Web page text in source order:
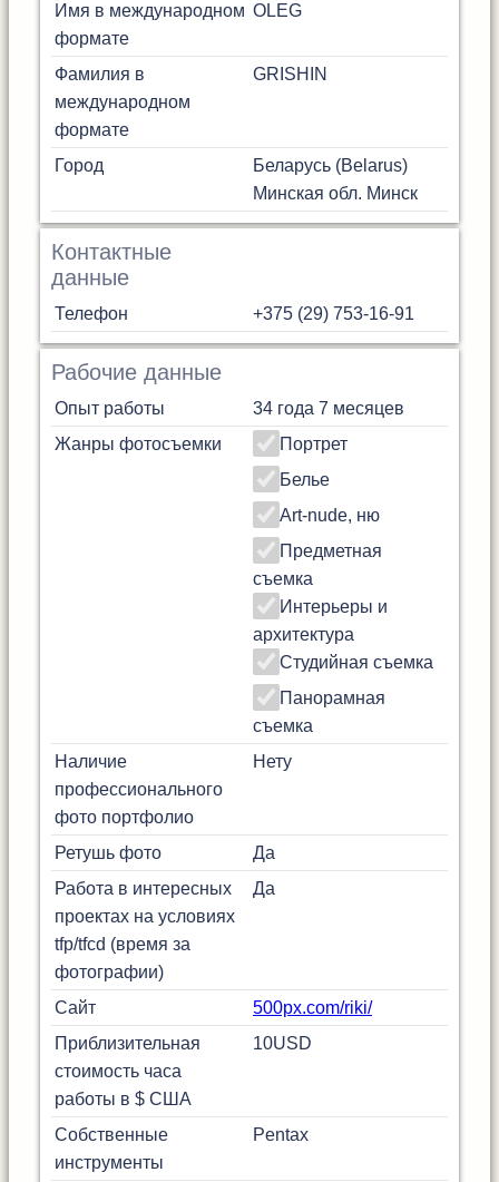
Имя в международном
формате
OLEG
Фамилия в
международном
формате
GRISHIN
Город
Беларусь (Belarus)
Минская обл. Минск
Контактные
данные
Телефон +375 (29) 753-16-91
Рабочие данные
Опыт работы
34 года 7 месяцев
Жанры фотосъемки
Портрет
Белье
Art-nude, ню
Предметная
съемка
Интерьеры и
архитектура
Студийная съемка
Панорамная
съемка
Наличие
профессионального
фото портфолио
Нету
Ретушь фото
Да
Работа в интересных
проектах на условиях
tfp/tfcd (время за
фотографии)
Да
Сайт
500px.com/riki/
Приблизительная
стоимость часа
работы в $ США
10USD
Собственные
инструменты
Pentax